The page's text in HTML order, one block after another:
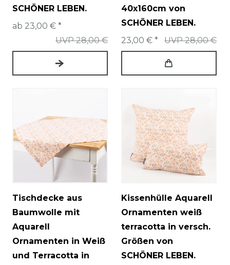
SCHÖNER LEBEN.
UVP 28,00 €
ab 23,00 € *
40x160cm von
SCHÖNER LEBEN.
UVP 28,00 €
23,00 € *
Tischdecke aus
Baumwolle mit
Aquarell
Ornamenten in Weiß
und Terracotta in
Kissenhülle Aquarell
Ornamenten weiß
terracotta in versch.
Größen von
SCHÖNER LEBEN.